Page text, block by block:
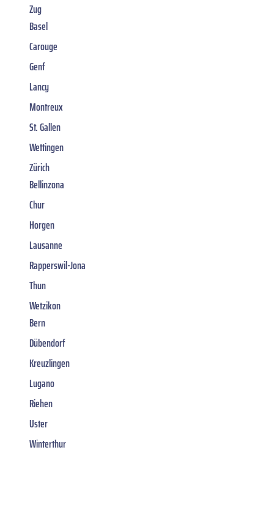
Zug
Basel
Carouge
Genf
Lancy
Montreux
St. Gallen
Wettingen
Zürich
Bellinzona
Chur
Horgen
Lausanne
Rapperswil-Jona
Thun
Wetzikon
Bern
Dübendorf
Kreuzlingen
Lugano
Riehen
Uster
Winterthur